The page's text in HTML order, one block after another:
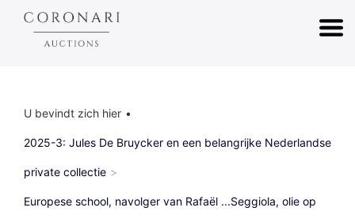
U bevindt zich hier
2025-3: Jules De Bruycker en een belangrijke Nederlandse
private collectie
Europese school, navolger van Rafaël ...Seggiola, olie op